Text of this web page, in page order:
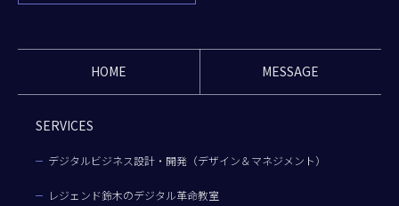
HOME MESSAGE
SERVICES
デジタルビジネス設計・開発（デザイン＆マネジメント）
レジェンド鈴木のデジタル革命教室